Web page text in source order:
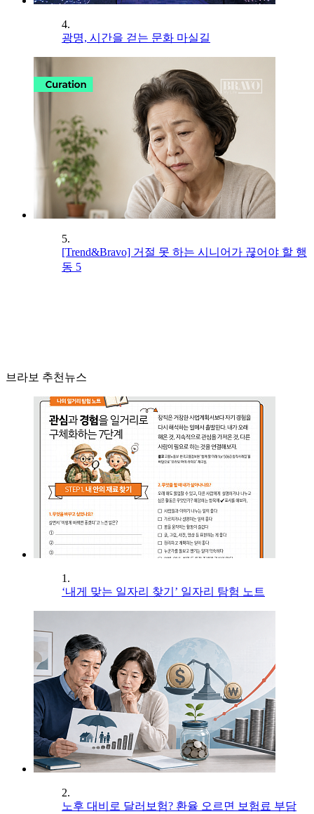
4.
광명, 시간을 걷는 문화 마실길
5.
[Trend&Bravo] 거절 못 하는 시니어가 끊어야 할 행
동 5
브라보 추천뉴스
1.
‘내게 맞는 일자리 찾기’ 일자리 탐험 노트
2.
노후 대비로 달러보험? 환율 오르면 보험료 부담